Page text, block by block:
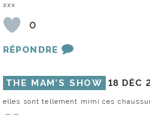
xxx
0
RÉPONDRE
THE MAM’S SHOW 18 DÉC
elles sont tellement mimi ces